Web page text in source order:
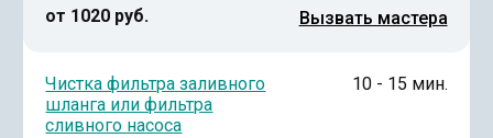
от 1020 руб.
Вызвать мастера
Чистка фильтра заливного
шланга или фильтра
сливного насоса
10 - 15 мин.